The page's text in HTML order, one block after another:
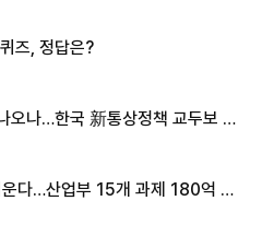
즈, 정답은?
오나…한국 新통상정책 교두보 활
다…산업부 15개 과제 180억 지